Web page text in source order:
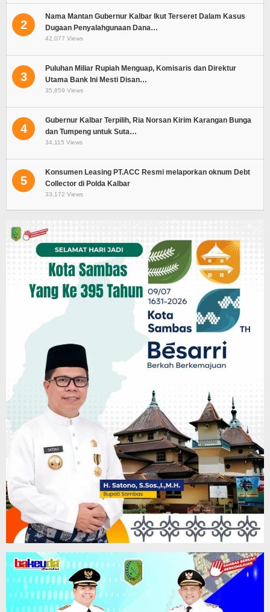
2
Nama Mantan Gubernur Kalbar Ikut Terseret Dalam Kasus
Dugaan Penyalahgunaan Dana…
42,077 Views
3
Puluhan Miliar Rupiah Menguap, Komisaris dan Direktur
Utama Bank Ini Mesti Disan…
35,859 Views
4
Gubernur Kalbar Terpilih, Ria Norsan Kirim Karangan Bunga
dan Tumpeng untuk Suta…
34,115 Views
5
Konsumen Leasing PT.ACC Resmi melaporkan oknum Debt
Collector di Polda Kalbar
33,172 Views